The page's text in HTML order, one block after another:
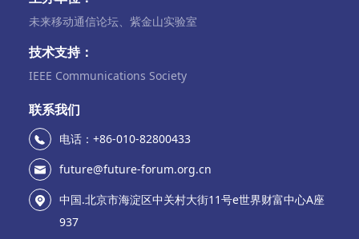
未来移动通信论坛、紫金山实验室
技术支持：
IEEE Communications Society
联系我们
电话：+86-010-82800433
future@future-forum.org.cn
中国.北京市海淀区中关村大街11号e世界财富中心A座
937